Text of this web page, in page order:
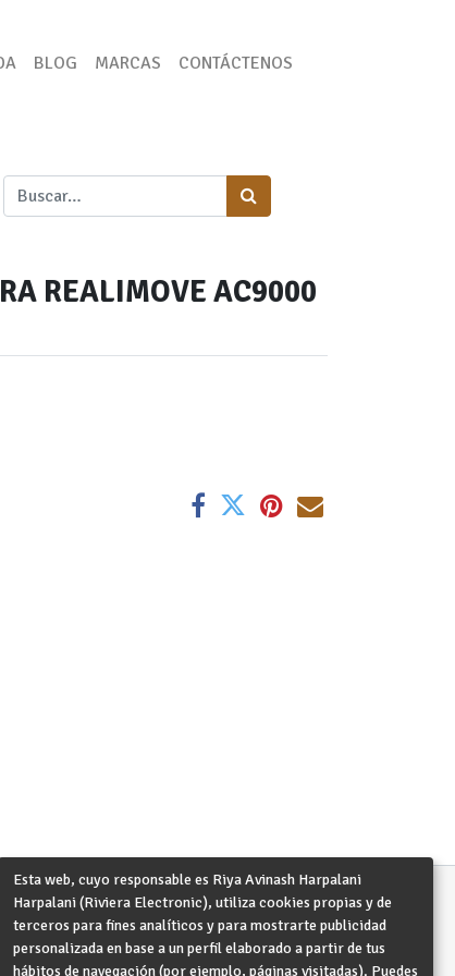
BLOG MARCAS CONTÁCTENOS
REALIMOVE AC9000
Esta web, cuyo responsable es Riya Avinash Harpalani
Harpalani (Riviera Electronic), utiliza cookies propias y de
terceros para fines analíticos y para mostrarte publicidad
personalizada en base a un perfil elaborado a partir de tus
hábitos de navegación (por ejemplo, páginas visitadas). Puedes